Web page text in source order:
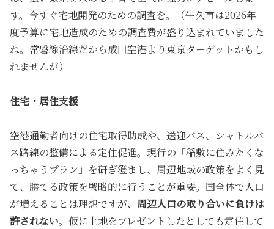
す。今すぐ宅地開発のための調査を。（牛久市は2026年
度予算に宅地造成のための調査費が盛り込まれていました
ね。常磐線沿線だから成田空港より東京ターゲットかもし
れませんが）
住宅・居住支援
空港通勤者向けの住宅取得助成や、送迎バス、シャトルバ
ス路線の整備による定住促進。現行の「稲敷に住みたくな
っちゃうプラン」を研ぎ澄まし、周辺地域の政策をよく見
て、勝てる政策を戦略的に行うことが重要。国全体で人口
が増えることは理想ですが、 周辺人口の取り合いに負けは
許されない。仮に土地をプレゼントしたとしても定住して